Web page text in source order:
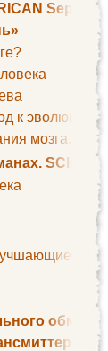
к эволюции
мозга. Все
обмена